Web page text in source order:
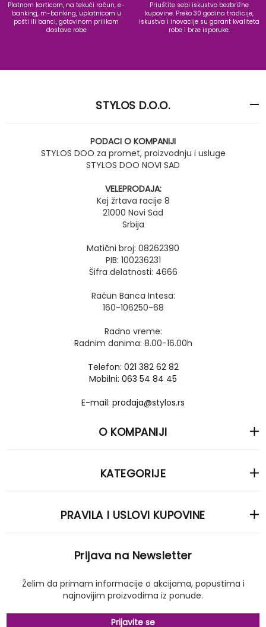
Platnom karticom, na tekući račun, e-
banking, m-banking, uplatnicom u
pošti ili banci, gotovinom prilikom
dostave robe
Priuštite sebi iskustvo bezbrižne
kupovine. Preko 30 godina tradicije,
iskustva i inovacije su garant kvaliteta
robe i brze isporuke.
STYLOS D.O.O.
PODACI O KOMPANIJI
STYLOS DOO za promet, proizvodnju i usluge
STYLOS DOO NOVI SAD
VELEPRODAJA:
Kej žrtava racije 8
21000 Novi Sad
Srbija
Matični broj: 08262390
PIB: 100236231
Šifra delatnosti: 4666
Račun Banca Intesa:
160-106250-68
Radno vreme:
Radnim danima: 8.00-16.00h
Telefon: 021 382 62 82
Mobilni: 063 54 84 45
E-mail: prodaja@stylos.rs
O KOMPANIJI
KATEGORIJE
PRAVILA I USLOVI KUPOVINE
Prijava na Newsletter
Želim da primam informacije o akcijama, popustima i
najnovijim proizvodima iz ponude.
Prijavite se